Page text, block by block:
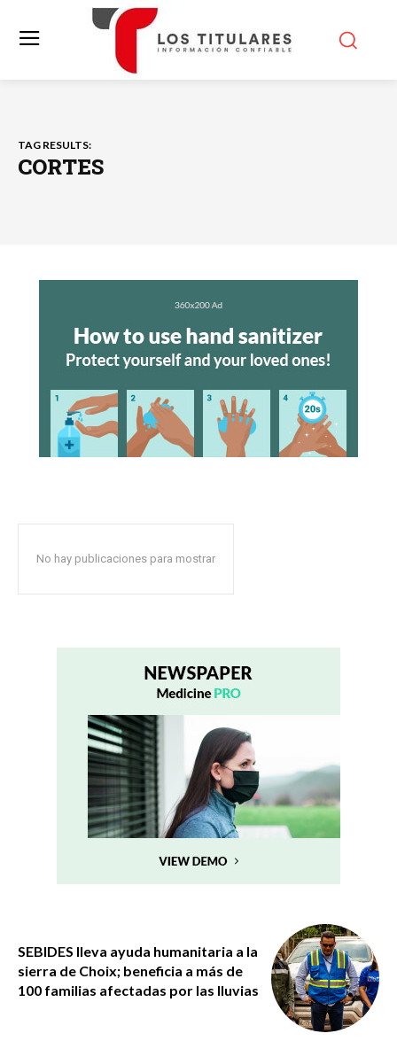
TAG RESULTS:
CORTES
No hay publicaciones para mostrar
SEBIDES lleva ayuda humanitaria a la
sierra de Choix; beneficia a más de
100 familias afectadas por las lluvias